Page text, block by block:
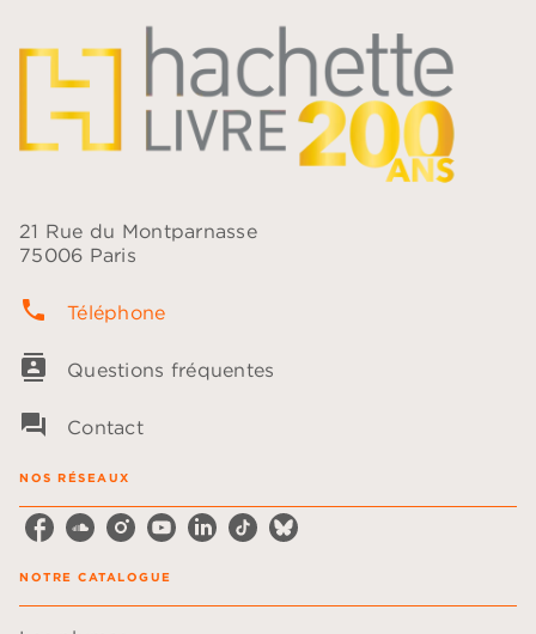
21 Rue du Montparnasse
75006 Paris
phone Téléphone
contacts Questions fréquentes
question_answer Contact
NOS RÉSEAUX
NOTRE CATALOGUE